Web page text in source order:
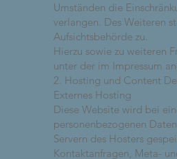
Umständen die
verlangen. Des Weiteren
Aufsichtsbehörde zu.
Hierzu sowie zu weiteren
unter der im Impressum
2. Hosting und Content
Externes Hosting
Diese Website wird bei
personenbezogenen
Servern des Hosters
Kontaktanfragen, Meta-